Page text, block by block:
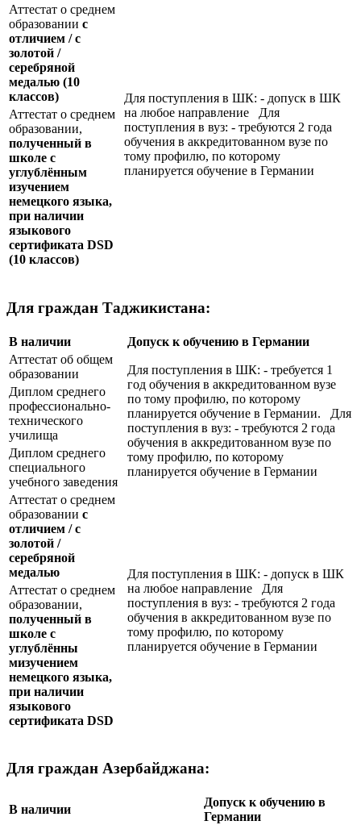
Аттестат о среднем
образовании с
отличием / с
золотой /
серебряной
медалью (10
классов)
Для поступления в ШК: - допуск в ШК
на любое направление Для
поступления в вуз: - требуются 2 года
обучения в аккредитованном вузе по
тому профилю, по которому
планируется обучение в Германии
Аттестат о среднем
образовании,
полученный в
школе с
углублённым
изучением
немецкого языка,
при наличии
языкового
сертификата DSD
(10 классов)
Для граждан Таджикистана:
В наличии
Допуск к обучению в Германии
Аттестат об общем
образовании
Для поступления в ШК: - требуется 1
год обучения в аккредитованном вузе
по тому профилю, по которому
планируется обучение в Германии. Для
поступления в вуз: - требуются 2 года
обучения в аккредитованном вузе по
тому профилю, по которому
планируется обучение в Германии
Диплом среднего
профессионально-
технического
училища
Диплом среднего
специального
учебного заведения
Аттестат о среднем
образовании с
отличием / с
золотой /
серебряной
медалью
Для поступления в ШК: - допуск в ШК
на любое направление Для
поступления в вуз: - требуются 2 года
обучения в аккредитованном вузе по
тому профилю, по которому
планируется обучение в Германии
Аттестат о среднем
образовании,
полученный в
школе с
углублённы
мизучением
немецкого языка,
при наличии
языкового
сертификата DSD
Для граждан Азербайджана:
В наличии
Допуск к обучению в
Германии